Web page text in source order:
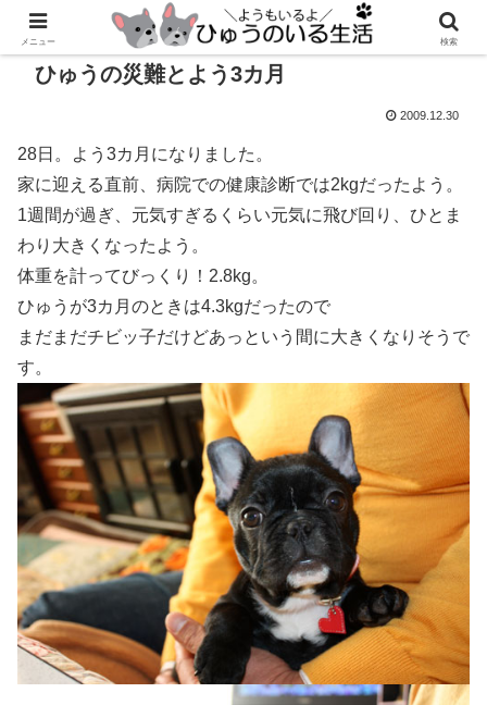
ひゅうの災難とよう3カ月
2009.12.30
28日。よう3カ月になりました。
家に迎える直前、病院での健康診断では2kgだったよう。
1週間が過ぎ、元気すぎるくらい元気に飛び回り、ひとま
わり大きくなったよう。
体重を計ってびっくり！2.8kg。
ひゅうが3カ月のときは4.3kgだったので
まだまだチビッ子だけどあっという間に大きくなりそうで
す。
メニュー 検索